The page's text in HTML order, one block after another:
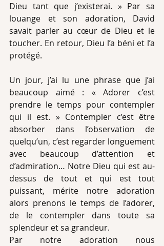
Dieu tant que j’existerai. » Par sa
louange et son adoration, David
savait parler au cœur de Dieu et le
toucher. En retour, Dieu l’a béni et l’a
protégé.
Un jour, j’ai lu une phrase que j’ai
beaucoup aimé : « Adorer c’est
prendre le temps pour contempler
qui il est. » Contempler c’est être
absorber dans l’observation de
quelqu’un, c’est regarder longuement
avec beaucoup d’attention et
d’admiration… Notre Dieu qui est au-
dessus de tout et qui est tout
puissant, mérite notre adoration
alors prenons le temps de l’adorer,
de le contempler dans toute sa
splendeur et sa grandeur.
Par notre adoration nous